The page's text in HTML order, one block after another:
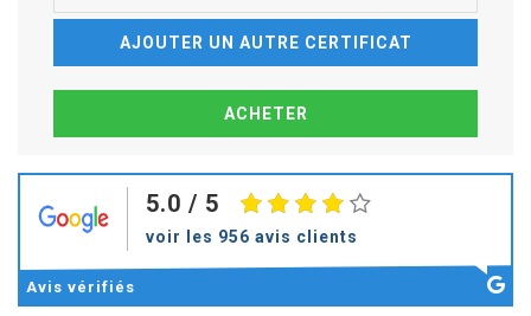
AJOUTER UN AUTRE CERTIFICAT
5.0 / 5
voir les 956 avis clients
Avis vérifiés